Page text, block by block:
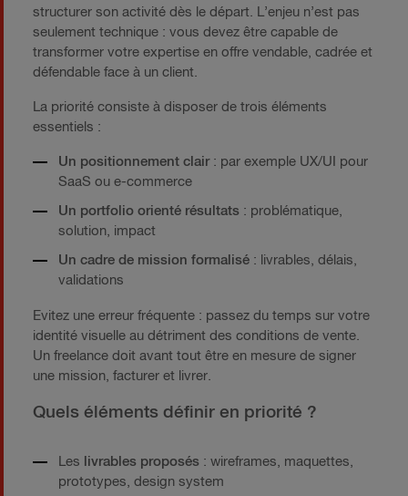
structurer son activité dès le départ. L’enjeu n’est pas
seulement technique : vous devez être capable de
transformer votre expertise en offre vendable, cadrée et
défendable face à un client.
La priorité consiste à disposer de trois éléments
essentiels :
Un positionnement clair: par exemple UX/UI pour
SaaS ou e-commerce
Un portfolio orienté résultats : problématique,
solution, impact
Un cadre de mission formalisé : livrables, délais,
validations
Evitez une erreur fréquente : passez du temps sur votre
identité visuelle au détriment des conditions de vente.
Un freelance doit avant tout être en mesure de signer
une mission, facturer et livrer.
Quels éléments définir en priorité ?
Les livrables proposés : wireframes, maquettes,
prototypes, design system